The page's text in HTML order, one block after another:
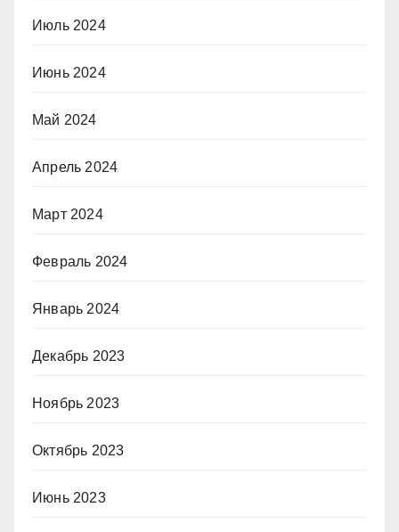
Июль 2024
Июнь 2024
Май 2024
Апрель 2024
Март 2024
Февраль 2024
Январь 2024
Декабрь 2023
Ноябрь 2023
Октябрь 2023
Июнь 2023